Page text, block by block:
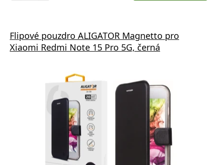
Flipové pouzdro ALIGATOR Magnetto pro
Xiaomi Redmi Note 15 Pro 5G, černá